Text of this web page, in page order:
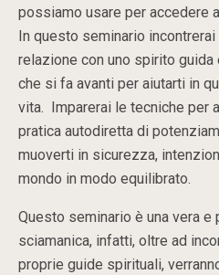
possiamo usare per accedere
In questo seminario
relazione con uno spirito guida
che si fa avanti per aiutarti in
vita. Imparerai le tecniche per
pratica autodiretta di
muoverti in sicurezza,
mondo in modo equilibrato.
Questo seminario è una vera e
sciamanica, infatti, oltre ad
proprie guide spirituali,